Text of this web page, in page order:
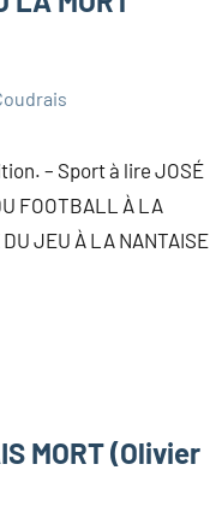
– Sport à lire JOSÉ
FOOTBALL À LA
JEU À LA NANTAISE
MORT (Olivier